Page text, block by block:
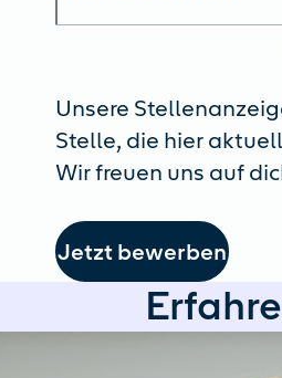
Unsere
Stelle, die hier
Wir freuen uns auf
Jetzt bewerben